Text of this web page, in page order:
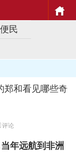
便民
和看见哪些奇
评论
年远航到非洲